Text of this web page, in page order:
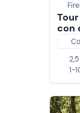
con
1-